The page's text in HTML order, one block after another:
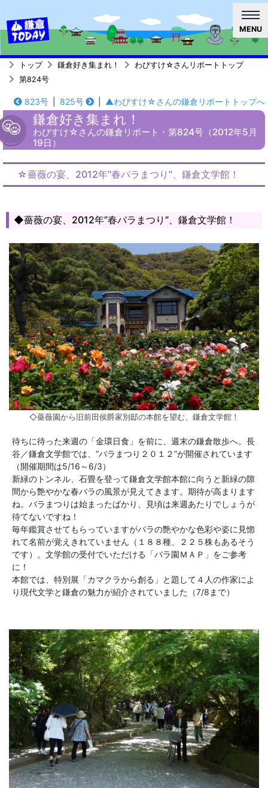
MENU
トップ 鎌倉好き集まれ！
わびすけ☆さんリポートトップ
第824号
823号 825号 ▲わびすけ☆さんの鎌倉リポートトップへ
鎌倉好き集まれ！
わびすけ☆さんの鎌倉リポート・第824号（2012年5月
19日）
☆薔薇の宴、2012年”春バラまつり”、鎌倉文学館！
◆薔薇の宴、2012年”春バラまつり”、鎌倉文学館！
◇薔薇園から旧前田侯爵家別邸の本館を望む、鎌倉文学館！
待ちに待った来週の「金環日食」を前に、週末の鎌倉散歩へ。長
谷／鎌倉文学館では、”バラまつり２０１２”が開催されています
（開催期間は5/16～6/3）
新緑のトンネル、石畳を登って鎌倉文学館本館に向うと新緑の隙
間から艶やかな春バラの風景が見えてきます。期待が高まります
ね。バラまつりは始まったばかり、見頃は来週あたりでしょうが
待てないですね！
毎年鑑賞させてもらっていますがバラの艶やかな色彩や姿に見惚
れて名前が覚えきれていません（１８８種、２２５株もあるそう
です）。文学館の受付でいただける「バラ園ＭＡＰ」をご参考
に！
本館では、特別展「カマクラから創る」と題して４人の作家によ
り現代文学と鎌倉の魅力が紹介されていました（7/8まで）